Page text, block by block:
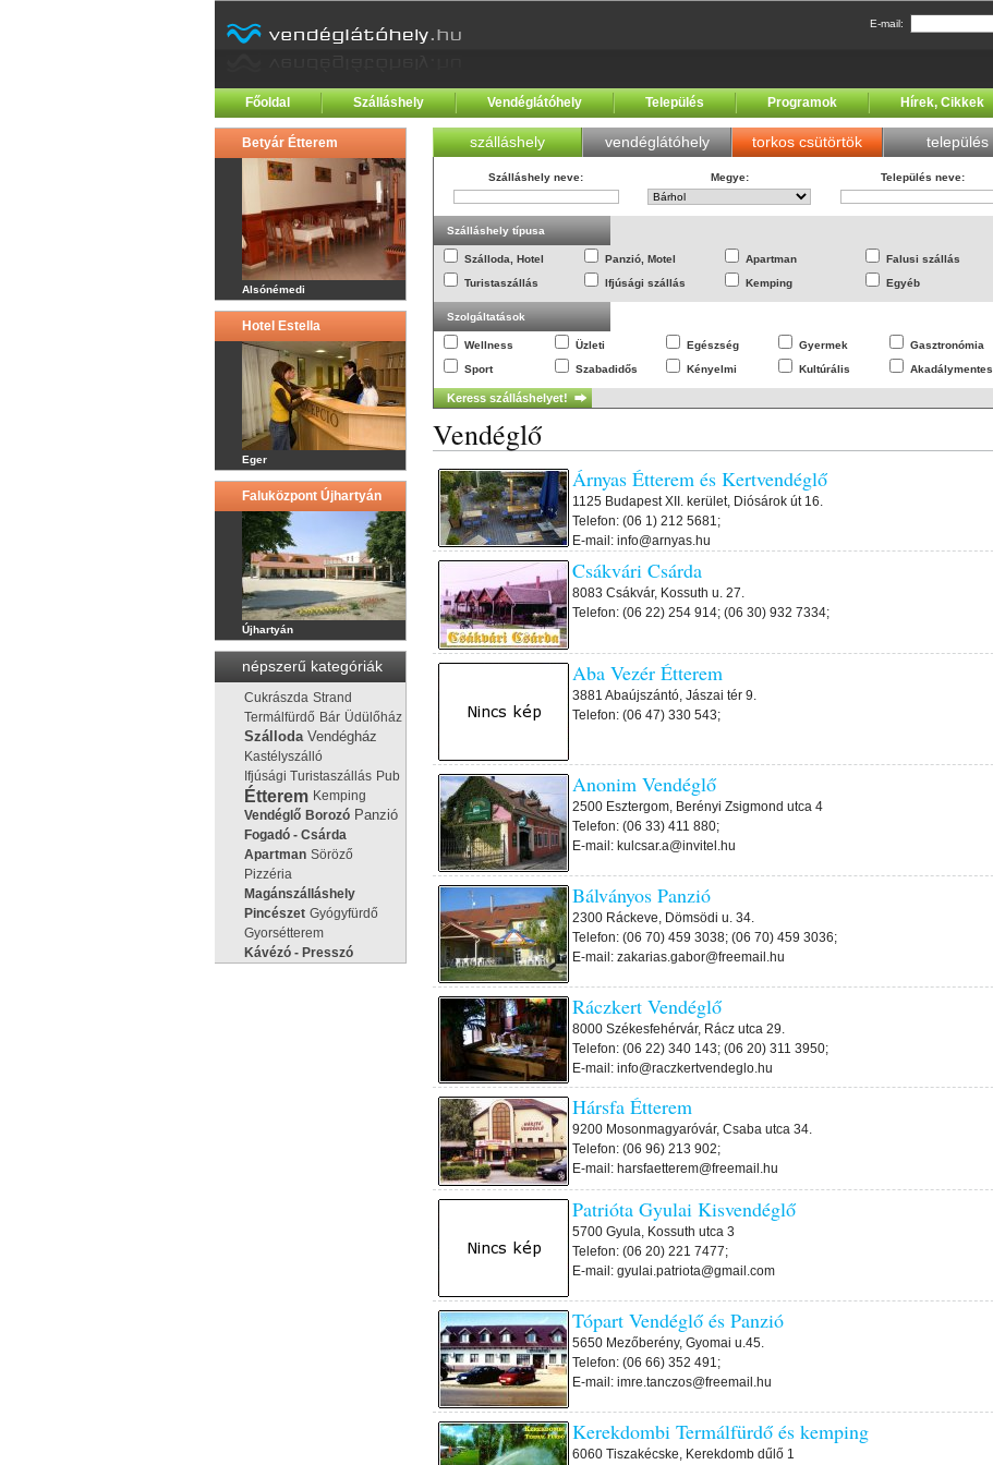
E-mail:
Főoldal Szálláshely Vendéglátóhely Település Programok Hírek, Cikkek
Betyár Étterem
Alsónémedi
Hotel Estella
Eger
Faluközpont Újhartyán
Újhartyán
népszerű kategóriák
Cukrászda Strand
Termálfürdő Bár Üdülőház
Szálloda Vendégház
Kastélyszálló
Ifjúsági Turistaszállás Pub
Étterem Kemping
Vendéglő Borozó Panzió
Fogadó - Csárda
Apartman Söröző
Pizzéria
Magánszálláshely
Pincészet Gyógyfürdő
Gyorsétterem
Kávézó - Presszó
szálláshely vendéglátóhely torkos csütörtök település
Szálláshely neve: Megye: Település neve:
Szálláshely típusa
Szálloda, Hotel Panzió, Motel Apartman
Falusi szállás
Turistaszállás
Ifjúsági szállás Kemping Egyéb
Szolgáltatások
Wellness Üzleti Egészség Gyermek
Gasztronómia
Sport
Szabadidős Kényelmi Kultúrális Akadálymentes
Vendéglő
Árnyas Étterem és Kertvendéglő
1125 Budapest XII. kerület, Diósárok út 16.
Telefon: (06 1) 212 5681;
E-mail: info@arnyas.hu
Csákvári Csárda
8083 Csákvár, Kossuth u. 27.
Telefon: (06 22) 254 914; (06 30) 932 7334;
Aba Vezér Étterem
3881 Abaújszántó, Jászai tér 9.
Telefon: (06 47) 330 543;
Anonim Vendéglő
2500 Esztergom, Berényi Zsigmond utca 4
Telefon: (06 33) 411 880;
E-mail: kulcsar.a@invitel.hu
Bálványos Panzió
2300 Ráckeve, Dömsödi u. 34.
Telefon: (06 70) 459 3038; (06 70) 459 3036;
E-mail: zakarias.gabor@freemail.hu
Ráczkert Vendéglő
8000 Székesfehérvár, Rácz utca 29.
Telefon: (06 22) 340 143; (06 20) 311 3950;
E-mail: info@raczkertvendeglo.hu
Hársfa Étterem
9200 Mosonmagyaróvár, Csaba utca 34.
Telefon: (06 96) 213 902;
E-mail: harsfaetterem@freemail.hu
Patrióta Gyulai Kisvendéglő
5700 Gyula, Kossuth utca 3
Telefon: (06 20) 221 7477;
E-mail: gyulai.patriota@gmail.com
Tópart Vendéglő és Panzió
5650 Mezőberény, Gyomai u.45.
Telefon: (06 66) 352 491;
E-mail: imre.tanczos@freemail.hu
Kerekdombi Termálfürdő és kemping
6060 Tiszakécske, Kerekdomb dűlő 1